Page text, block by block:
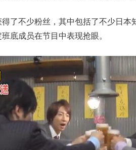
了不少粉丝，其中包括了不少日本
底成员在节目中表现抢眼。